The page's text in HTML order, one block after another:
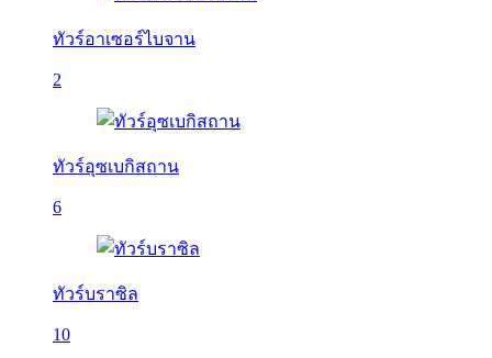
ทัวร์อาเซอร์ไบจาน
2
ทัวร์อุซเบกิสถาน
6
ทัวร์บราซิล
10